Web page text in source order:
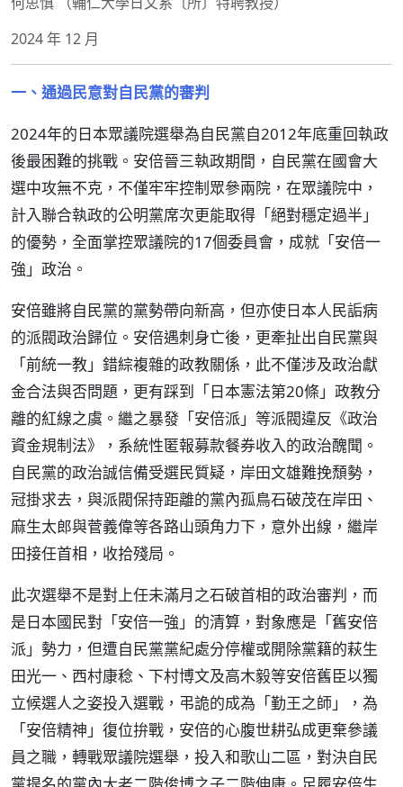
2024 年 12 月
一、通過民意對自民黨的審判
2024年的日本眾議院選舉為自民黨自2012年底重回執政
後最困難的挑戰。安倍晉三執政期間，自民黨在國會大
選中攻無不克，不僅牢牢控制眾參兩院，在眾議院中，
計入聯合執政的公明黨席次更能取得「絕對穩定過半」
的優勢，全面掌控眾議院的17個委員會，成就「安倍一
強」政治。
安倍雖將自民黨的黨勢帶向新高，但亦使日本人民詬病
的派閥政治歸位。安倍遇刺身亡後，更牽扯出自民黨與
「前統一教」錯綜複雜的政教關係，此不僅涉及政治獻
金合法與否問題，更有踩到「日本憲法第20條」政教分
離的紅線之虞。繼之暴發「安倍派」等派閥違反《政治
資金規制法》，系統性匿報募款餐券收入的政治醜聞。
自民黨的政治誠信備受選民質疑，岸田文雄難挽頹勢，
冠掛求去，與派閥保持距離的黨內孤鳥石破茂在岸田、
麻生太郎與菅義偉等各路山頭角力下，意外出線，繼岸
田接任首相，收拾殘局。
此次選舉不是對上任未滿月之石破首相的政治審判，而
是日本國民對「安倍一強」的清算，對象應是「舊安倍
派」勢力，但遭自民黨黨紀處分停權或開除黨籍的萩生
田光一、西村康稔、下村博文及高木毅等安倍舊臣以獨
立候選人之姿投入選戰，弔詭的成為「勤王之師」，為
「安倍精神」復位拚戰，安倍的心腹世耕弘成更棄參議
員之職，轉戰眾議院選舉，投入和歌山二區，對決自民